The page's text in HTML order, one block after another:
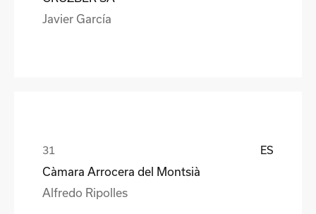
Javier García
ES
Càmara Arrocera del Montsià
Alfredo Ripolles